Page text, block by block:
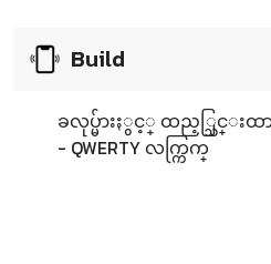
Build
ခလုပ္မ်ားႏွင့္ ထည့္သြင္း
- QWERTY လက္ကြက္